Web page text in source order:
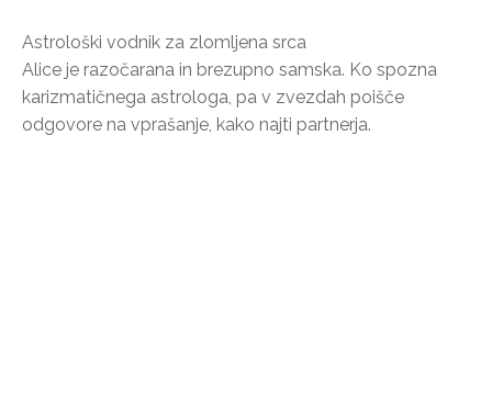
Astrološki vodnik za zlomljena srca
Alice je razočarana in brezupno samska. Ko spozna
karizmatičnega astrologa, pa v zvezdah poišče
odgovore na vprašanje, kako najti partnerja.